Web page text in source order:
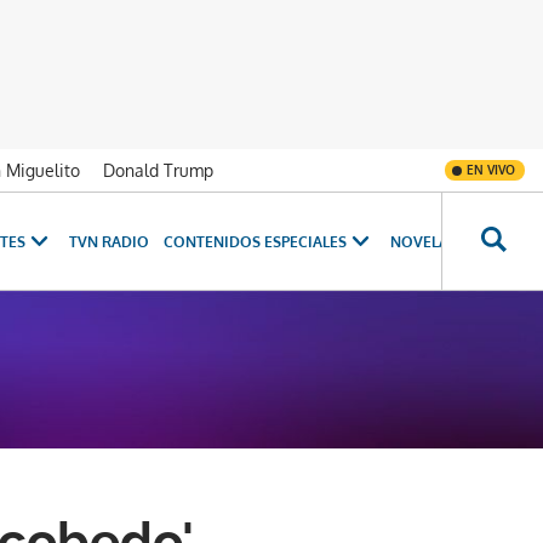
Miguelito Donald Trump EN VIVO
TVN RADIO CONTENIDOS ESPECIALES NOVELAS